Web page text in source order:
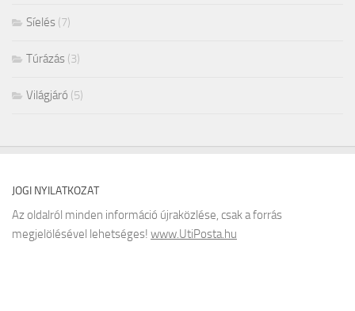
Síelés (7)
Túrázás (3)
Világjáró (5)
JOGI NYILATKOZAT
Az oldalról minden információ újraközlése, csak a forrás
megjelölésével lehetséges! www.UtiPosta.hu